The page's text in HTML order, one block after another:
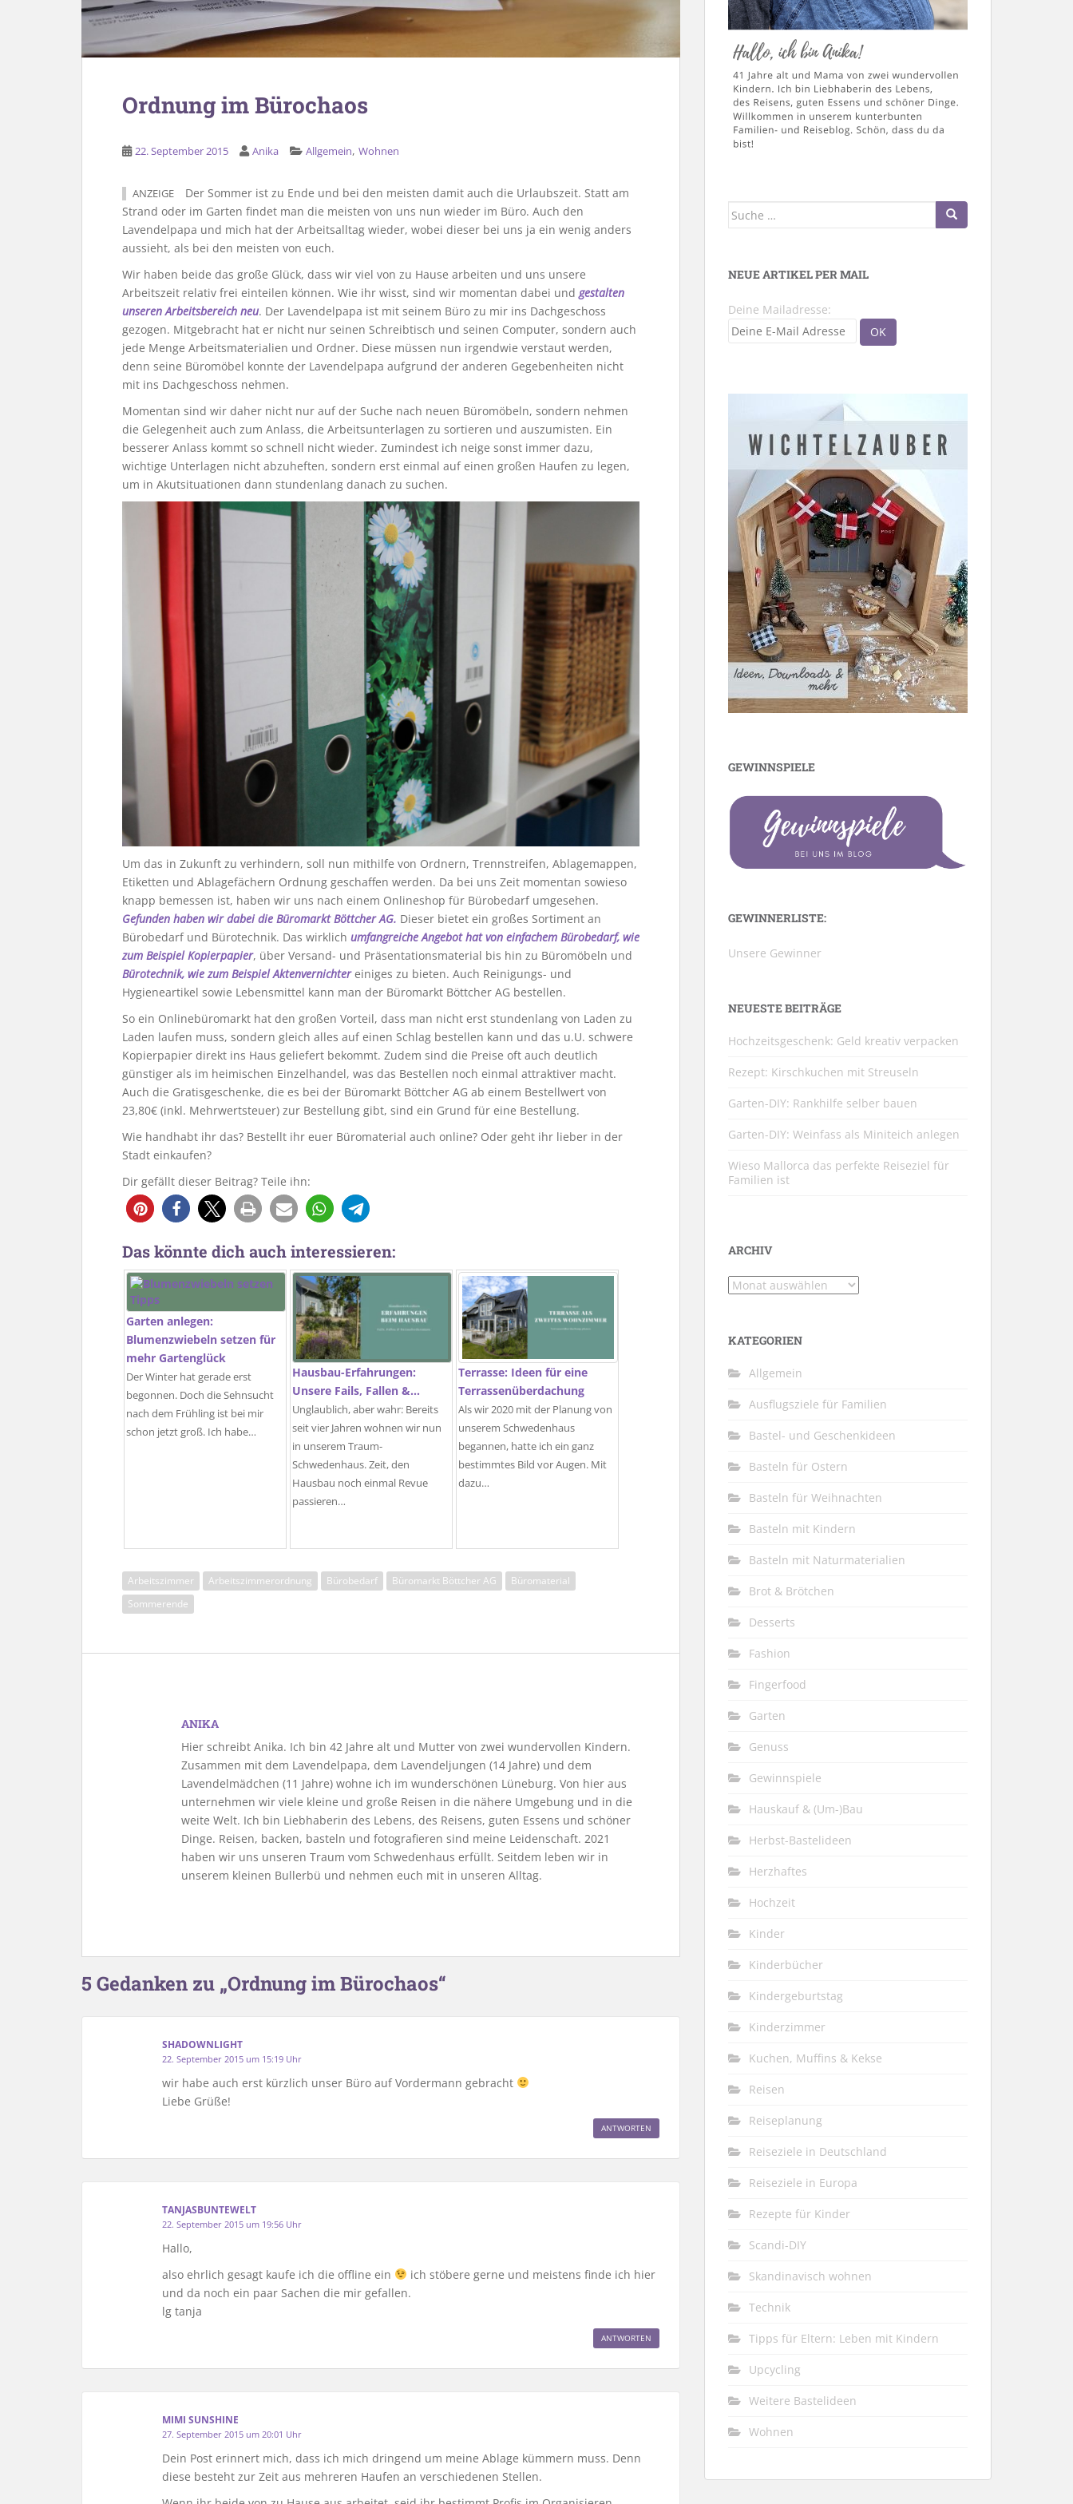
Ordnung im Bürochaos
22. September 2015 Anika Allgemein, Wohnen
ANZEIGE
Der Sommer ist zu Ende und bei den meisten damit auch die Urlaubszeit. Statt am
Strand oder im Garten findet man die meisten von uns nun wieder im Büro. Auch den
Lavendelpapa und mich hat der Arbeitsalltag wieder, wobei dieser bei uns ja ein wenig anders
aussieht, als bei den meisten von euch.
Wir haben beide das große Glück, dass wir viel von zu Hause arbeiten und uns unsere
Arbeitszeit relativ frei einteilen können. Wie ihr wisst, sind wir momentan dabei undgestalten
unseren Arbeitsbereich neu. Der Lavendelpapa ist mit seinem Büro zu mir ins Dachgeschoss
gezogen. Mitgebracht hat er nicht nur seinen Schreibtisch und seinen Computer, sondern auch
jede Menge Arbeitsmaterialien und Ordner. Diese müssen nun irgendwie verstaut werden,
denn seine Büromöbel konnte der Lavendelpapa aufgrund der anderen Gegebenheiten nicht
mit ins Dachgeschoss nehmen.
Momentan sind wir daher nicht nur auf der Suche nach neuen Büromöbeln, sondern nehmen
die Gelegenheit auch zum Anlass, die Arbeitsunterlagen zu sortieren und auszumisten. Ein
besserer Anlass kommt so schnell nicht wieder. Zumindest ich neige sonst immer dazu,
wichtige Unterlagen nicht abzuheften, sondern erst einmal auf einen großen Haufen zu legen,
um in Akutsituationen dann stundenlang danach zu suchen.
Um das in Zukunft zu verhindern, soll nun mithilfe von Ordnern, Trennstreifen, Ablagemappen,
Etiketten und Ablagefächern Ordnung geschaffen werden. Da bei uns Zeit momentan sowieso
knapp bemessen ist, haben wir uns nach einem Onlineshop für Bürobedarf umgesehen.
Gefunden haben wir dabei die Büromarkt Böttcher AG. Dieser bietet ein großes Sortiment an
Bürobedarf und Bürotechnik. Das wirklich umfangreiche Angebot hat von einfachem Bürobedarf, wie
zum Beispiel Kopierpapier, über Versand- und Präsentationsmaterial bis hin zu Büromöbeln und
Bürotechnik, wie zum Beispiel Aktenvernichtereiniges zu bieten. Auch Reinigungs- und
Hygieneartikel sowie Lebensmittel kann man der Büromarkt Böttcher AG bestellen.
So ein Onlinebüromarkt hat den großen Vorteil, dass man nicht erst stundenlang von Laden zu
Laden laufen muss, sondern gleich alles auf einen Schlag bestellen kann und das u.U. schwere
Kopierpapier direkt ins Haus geliefert bekommt. Zudem sind die Preise oft auch deutlich
günstiger als im heimischen Einzelhandel, was das Bestellen noch einmal attraktiver macht.
Auch die Gratisgeschenke, die es bei der Büromarkt Böttcher AG ab einem Bestellwert von
23,80€ (inkl. Mehrwertsteuer) zur Bestellung gibt, sind ein Grund für eine Bestellung.
Wie handhabt ihr das? Bestellt ihr euer Büromaterial auch online? Oder geht ihr lieber in der
Stadt einkaufen?
Dir gefällt dieser Beitrag? Teile ihn:
Das könnte dich auch interessieren:
Garten anlegen:
Blumenzwiebeln setzen für
mehr Gartenglück
Der Winter hat gerade erst
begonnen. Doch die Sehnsucht
nach dem Frühling ist bei mir
schon jetzt groß. Ich habe…
Hausbau-Erfahrungen:
Unsere Fails, Fallen &…
Unglaublich, aber wahr: Bereits
seit vier Jahren wohnen wir nun
in unserem Traum-
Schwedenhaus. Zeit, den
Hausbau noch einmal Revue
passieren…
Terrasse: Ideen für eine
Terrassenüberdachung
Als wir 2020 mit der Planung von
unserem Schwedenhaus
begannen, hatte ich ein ganz
bestimmtes Bild vor Augen. Mit
dazu…
Arbeitszimmer Arbeitszimmerordnung Bürobedarf Büromarkt Böttcher AG
Büromaterial
Sommerende
ANIKA
Hier schreibt Anika. Ich bin 42 Jahre alt und Mutter von zwei wundervollen Kindern.
Zusammen mit dem Lavendelpapa, dem Lavendeljungen (14 Jahre) und dem
Lavendelmädchen (11 Jahre) wohne ich im wunderschönen Lüneburg. Von hier aus
unternehmen wir viele kleine und große Reisen in die nähere Umgebung und in die
weite Welt. Ich bin Liebhaberin des Lebens, des Reisens, guten Essens und schöner
Dinge. Reisen, backen, basteln und fotografieren sind meine Leidenschaft. 2021
haben wir uns unseren Traum vom Schwedenhaus erfüllt. Seitdem leben wir in
unserem kleinen Bullerbü und nehmen euch mit in unseren Alltag.
5 Gedanken zu „Ordnung im Bürochaos“
SHADOWNLIGHT
22. September 2015 um 15:19 Uhr
wir habe auch erst kürzlich unser Büro auf Vordermann gebracht
Liebe Grüße!
ANTWORTEN
TANJASBUNTEWELT
22. September 2015 um 19:56 Uhr
Hallo,
also ehrlich gesagt kaufe ich die offline ein
ich stöbere gerne und meistens finde ich hier
und da noch ein paar Sachen die mir gefallen.
lg tanja
ANTWORTEN
MIMI SUNSHINE
27. September 2015 um 20:01 Uhr
Dein Post erinnert mich, dass ich mich dringend um meine Ablage kümmern muss. Denn
diese besteht zur Zeit aus mehreren Haufen an verschiedenen Stellen.
Suche
NEUE ARTIKEL PER MAIL
Deine Mailadresse:
GEWINNSPIELE
GEWINNERLISTE:
Unsere Gewinner
NEUESTE BEITRÄGE
Hochzeitsgeschenk: Geld kreativ verpacken
Rezept: Kirschkuchen mit Streuseln
Garten-DIY: Rankhilfe selber bauen
Garten-DIY: Weinfass als Miniteich anlegen
Wieso Mallorca das perfekte Reiseziel für
Familien ist
ARCHIV
Archiv
KATEGORIEN
Allgemein
Ausflugsziele für Familien
Bastel- und Geschenkideen
Basteln für Ostern
Basteln für Weihnachten
Basteln mit Kindern
Basteln mit Naturmaterialien
Brot & Brötchen
Desserts
Fashion
Fingerfood
Garten
Genuss
Gewinnspiele
Hauskauf & (Um-)Bau
Herbst-Bastelideen
Herzhaftes
Hochzeit
Kinder
Kinderbücher
Kindergeburtstag
Kinderzimmer
Kuchen, Muffins & Kekse
Reisen
Reiseplanung
Reiseziele in Deutschland
Reiseziele in Europa
Rezepte für Kinder
Scandi-DIY
Skandinavisch wohnen
Technik
Tipps für Eltern: Leben mit Kindern
Upcycling
Weitere Bastelideen
Wohnen